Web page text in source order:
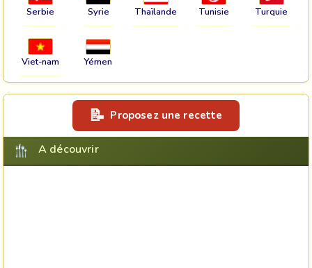
Serbie Syrie Thaïlande Tunisie Turquie
Viet-nam Yémen
Proposez une recette
A découvrir